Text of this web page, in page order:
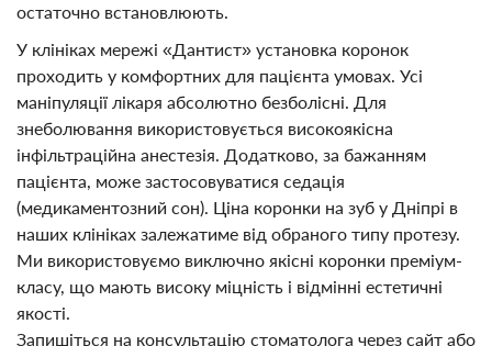
остаточно встановлюють.
У клініках мережі «Дантист» установка коронок
проходить у комфортних для пацієнта умовах. Усі
маніпуляції лікаря абсолютно безболісні. Для
знеболювання використовується високоякісна
інфільтраційна анестезія. Додатково, за бажанням
пацієнта, може застосовуватися седація
(медикаментозний сон). Ціна коронки на зуб у Дніпрі в
наших клініках залежатиме від обраного типу протезу.
Ми використовуємо виключно якісні коронки преміум-
класу, що мають високу міцність і відмінні естетичні
якості.
Запишіться на консультацію стоматолога через сайт або